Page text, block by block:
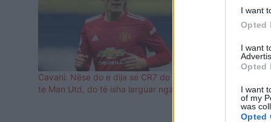
I want
Opted
I want
Opted
I want
of my
was
Opted
Cavani: Nëse do e dija se CR7 do rikithehej
te Man Utd, do të isha larguar nga klubi